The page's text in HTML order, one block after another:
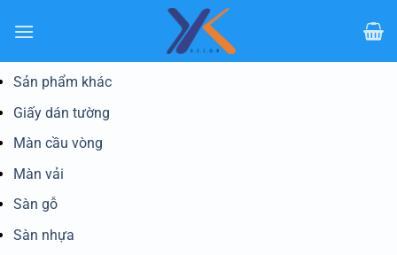
qua
dungSản phẩm khác
Giấy dán tường
Màn cầu vòng
Màn vải
Sàn gỗ
Sàn nhựa